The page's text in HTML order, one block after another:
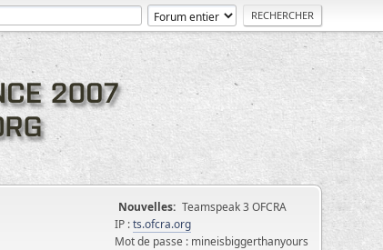
Nouvelles: Teamspeak 3 OFCRA
IP :ts.ofcra.org
Mot de passe : mineisbiggerthanyours